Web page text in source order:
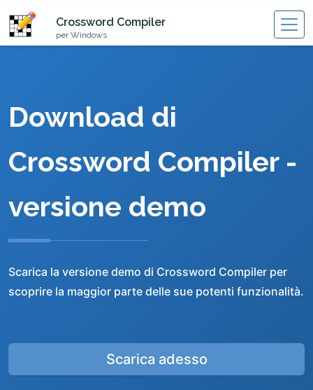
Crossword Compiler
per Windows
Download di
Crossword Compiler -
versione demo
Scarica la versione demo di Crossword Compiler per
scoprire la maggior parte delle sue potenti funzionalità.
Scarica adesso